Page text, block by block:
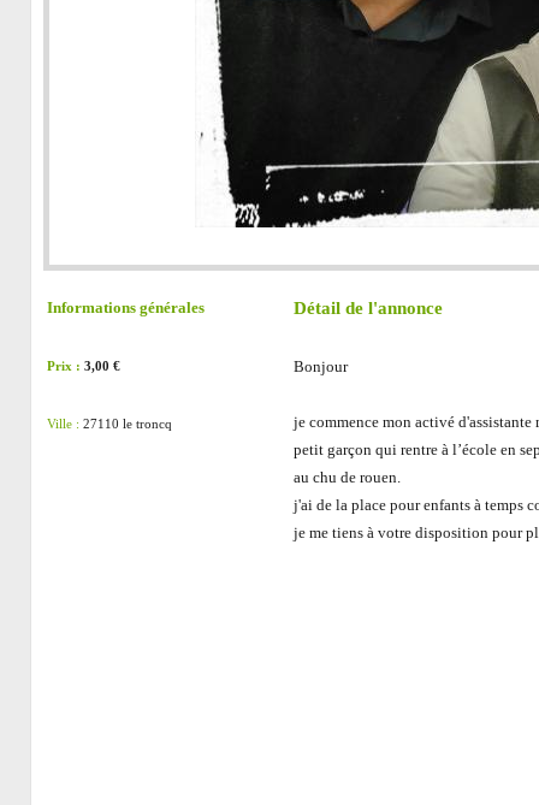
Informations générales
Prix : 3,00 €
Ville : 27110 le troncq
Détail de l'annonce
Bonjour
je commence mon activé d'assistante
petit garçon qui rentre à l’école en
au chu de rouen.
j'ai de la place pour enfants à temps
je me tiens à votre disposition pour